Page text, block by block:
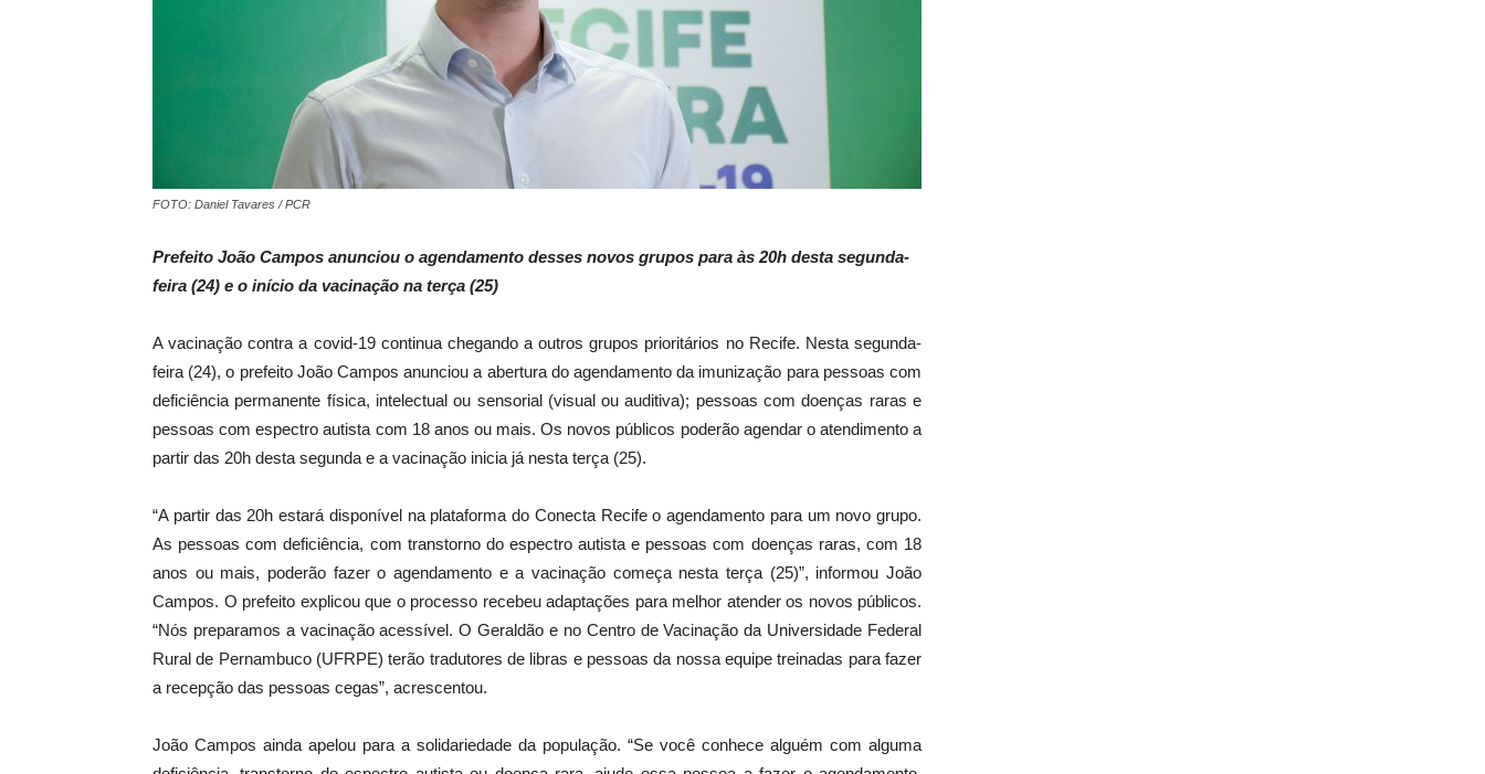
FOTO: Daniel Tavares / PCR
Prefeito João Campos anunciou o agendamento desses novos grupos para às 20h desta segunda-
feira (24) e o início da vacinação na terça (25)
A vacinação contra a covid-19 continua chegando a outros grupos prioritários no Recife. Nesta segunda-
feira (24), o prefeito João Campos anunciou a abertura do agendamento da imunização para pessoas com
deficiência permanente física, intelectual ou sensorial (visual ou auditiva); pessoas com doenças raras e
pessoas com espectro autista com 18 anos ou mais. Os novos públicos poderão agendar o atendimento a
partir das 20h desta segunda e a vacinação inicia já nesta terça (25).
“A partir das 20h estará disponível na plataforma do Conecta Recife o agendamento para um novo grupo.
As pessoas com deficiência, com transtorno do espectro autista e pessoas com doenças raras, com 18
anos ou mais, poderão fazer o agendamento e a vacinação começa nesta terça (25)”, informou João
Campos. O prefeito explicou que o processo recebeu adaptações para melhor atender os novos públicos.
“Nós preparamos a vacinação acessível. O Geraldão e no Centro de Vacinação da Universidade Federal
Rural de Pernambuco (UFRPE) terão tradutores de libras e pessoas da nossa equipe treinadas para fazer
a recepção das pessoas cegas”, acrescentou.
João Campos ainda apelou para a solidariedade da população. “Se você conhece alguém com alguma